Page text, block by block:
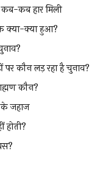
कब-कब हार मिली
क्या-क्या हुआ?
कौन लड़ रहा है चुनाव?
कौन?
के जहाज
होती?